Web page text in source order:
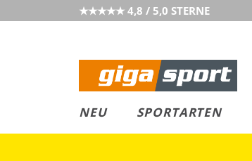
★★★★★ 4,8 / 5,0 STERNE
NEU SPORTARTEN